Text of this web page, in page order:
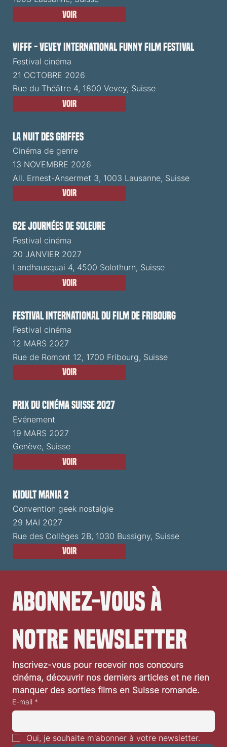
Voir
VIFFF - Vevey International Funny Film Festival
Festival cinéma
21 OCTOBRE 2026
Rue du Théâtre 4, 1800 Vevey, Suisse
Voir
La Nuit des Griffes
Cinéma de genre
13 NOVEMBRE 2026
All. Ernest-Ansermet 3, 1003 Lausanne, Suisse
Voir
62e Journées de Soleure
Festival cinéma
20 JANVIER 2027
Landhausquai 4, 4500 Solothurn, Suisse
Voir
Festival International du Film de Fribourg
Festival cinéma
12 MARS 2027
Rue de Romont 12, 1700 Fribourg, Suisse
Voir
Prix du Cinéma Suisse 2027
Evénement
19 MARS 2027
Genève, Suisse
Voir
Kidult Mania 2
Convention geek nostalgie
29 MAI 2027
Rue des Collèges 2B, 1030 Bussigny, Suisse
Voir
Abonnez-vous à
notre newsletter
Inscrivez-vous pour recevoir nos concours
cinéma, découvrir nos derniers articles et ne rien
manquer des sorties films en Suisse romande.
E-mail *
Oui, je souhaite m'abonner à votre newsletter.